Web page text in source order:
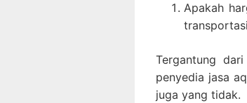
Apakah
Tergantung
penyedia jasa
juga yang tidak.